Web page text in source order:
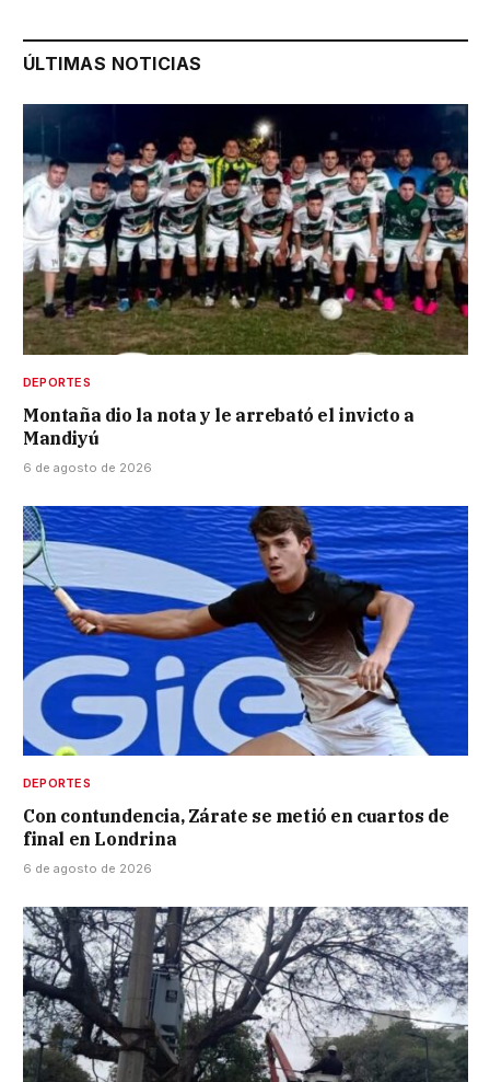
ÚLTIMAS NOTICIAS
DEPORTES
Montaña dio la nota y le arrebató el invicto a
Mandiyú
6 de agosto de 2026
DEPORTES
Con contundencia, Zárate se metió en cuartos de
final en Londrina
6 de agosto de 2026